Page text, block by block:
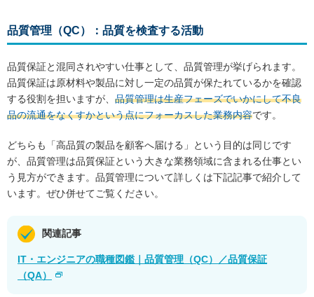
品質管理（QC）：品質を検査する活動
品質保証と混同されやすい仕事として、品質管理が挙げられます。
品質保証は原材料や製品に対し一定の品質が保たれているかを確認
する役割を担いますが、 品質管理は生産フェーズでいかにして不良
品の流通をなくすかという点にフォーカスした業務内容です。
どちらも「高品質の製品を顧客へ届ける」という目的は同じです
が、品質管理は品質保証という大きな業務領域に含まれる仕事とい
う見方ができます。品質管理について詳しくは下記記事で紹介して
います。ぜひ併せてご覧ください。
関連記事
IT・エンジニアの職種図鑑｜品質管理（QC）／品質保証
（QA）